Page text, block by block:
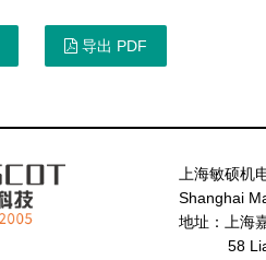
导出 PDF
上海敏硕机
Shanghai
地址：上海
58